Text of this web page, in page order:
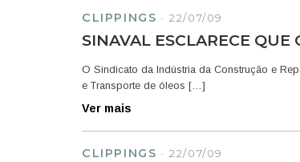
CLIPPINGS -22/07/09
SINAVAL ESCLARECE
O Sindicato da Indústria da Construção e
e Transporte de óleos […]
Ver mais
CLIPPINGS -22/07/09